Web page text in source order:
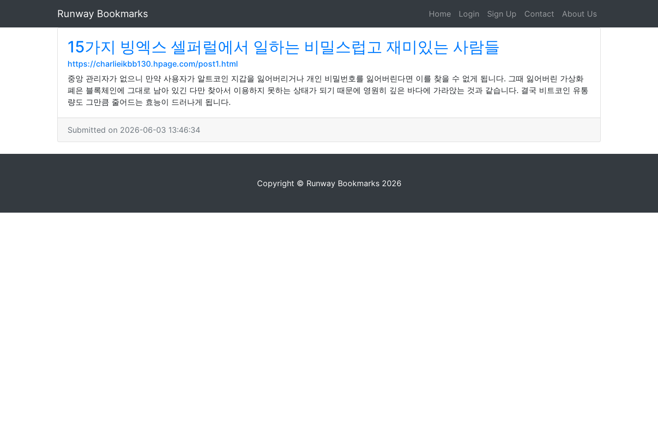
Runway Bookmarks Home Login Sign Up Contact About Us
15가지 빙엑스 셀퍼럴에서 일하는 비밀스럽고 재미있는 사람들
https://charlieikbb130.hpage.com/post1.html
중앙 관리자가 없으니 만약 사용자가 알트코인 지갑을 잃어버리거나 개인 비밀번호를 잃어버린다면 이를 찾을 수 없게 됩니다. 그때 잃어버린 가상화
폐은 블록체인에 그대로 남아 있긴 다만 찾아서 이용하지 못하는 상태가 되기 때문에 영원히 깊은 바다에 가라앉는 것과 같습니다. 결국 비트코인 유통
량도 그만큼 줄어드는 효능이 드러나게 됩니다.
Submitted on 2026-06-03 13:46:34
Copyright © Runway Bookmarks 2026